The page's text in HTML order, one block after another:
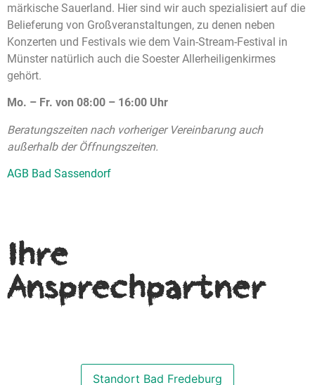
märkische Sauerland. Hier sind wir auch spezialisiert auf die
Belieferung von Großveranstaltungen, zu denen neben
Konzerten und Festivals wie dem Vain-Stream-Festival in
Münster natürlich auch die Soester Allerheiligenkirmes
gehört.
Mo. – Fr. von 08:00 – 16:00 Uhr
Beratungszeiten nach vorheriger Vereinbarung auch
außerhalb der Öffnungszeiten.
AGB Bad Sassendorf
Ihre
Ansprechpartner
Standort Bad Fredeburg